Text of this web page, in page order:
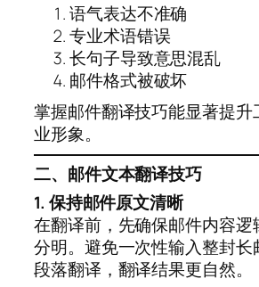
语气表达不准确
专业术语错误
长句子导致意思混乱
邮件格式被破坏
掌握邮件翻译技巧能显著提升
业形象。
二、邮件文本翻译技巧
1. 保持邮件原文清晰
在翻译前，先确保邮件内容逻
分明。避免一次性输入整封长
段落翻译，翻译结果更自然。